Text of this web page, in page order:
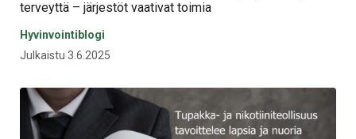
terveyttä – järjestöt vaativat toimia
Hyvinvointiblogi
Julkaistu 3.6.2025